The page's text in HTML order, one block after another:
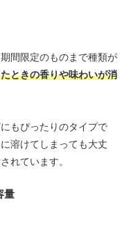
間限定のものまで種類が
ときの香りや味わいが消
もぴったりのタイプで
溶けてしまっても大丈
れています。
量